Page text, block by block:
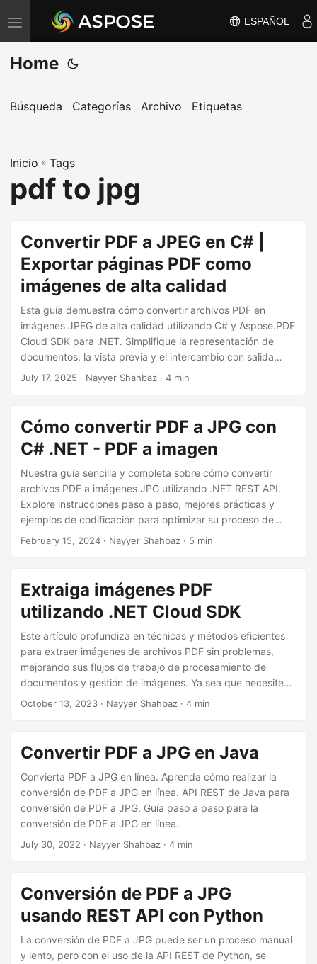
A
l
t
r
r
n
a
n
ESPAÑOL
Home
Búsqueda Categorías Archivo Etiquetas
Inicio » Tags
pdf to jpg
Convertir PDF a JPEG en C# |
Exportar páginas PDF como
imágenes de alta calidad
Esta guía demuestra cómo convertir archivos PDF en
imágenes JPEG de alta calidad utilizando C# y Aspose.PDF
Cloud SDK para .NET. Simplifique la representación de
documentos, la vista previa y el intercambio con salida
basada en imágenes.
July 17, 2025 · Nayyer Shahbaz · 4 min
Cómo convertir PDF a JPG con
C# .NET - PDF a imagen
Nuestra guía sencilla y completa sobre cómo convertir
archivos PDF a imágenes JPG utilizando .NET REST API.
Explore instrucciones paso a paso, mejores prácticas y
ejemplos de codificación para optimizar su proceso de
gestión de documentos. Realice conversiones perfectas de
February 15, 2024 · Nayyer Shahbaz · 5 min
Extraiga imágenes PDF
utilizando .NET Cloud SDK
Este artículo profundiza en técnicas y métodos eficientes
para extraer imágenes de archivos PDF sin problemas,
mejorando sus flujos de trabajo de procesamiento de
documentos y gestión de imágenes. Ya sea que necesite
guardar imágenes para su uso posterior o simplemente
October 13, 2023 · Nayyer Shahbaz · 4 min
Convertir PDF a JPG en Java
Convierta PDF a JPG en línea. Aprenda cómo realizar la
conversión de PDF a JPG en línea. API REST de Java para
conversión de PDF a JPG. Guía paso a paso para la
conversión de PDF a JPG en línea.
July 30, 2022 · Nayyer Shahbaz · 4 min
Conversión de PDF a JPG
usando REST API con Python
La conversión de PDF a JPG puede ser un proceso manual
y lento, pero con el uso de la API REST de Python, se